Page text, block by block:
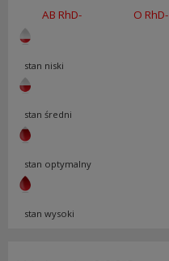
AB RhD- O RhD-
stan niski
stan średni
stan optymalny
stan wysoki